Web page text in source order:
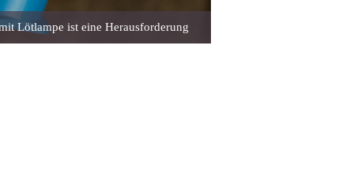
Lötlampe ist eine Herausforderung